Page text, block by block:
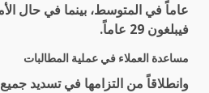
عاماً في المتوسط، بينما في حال
فيبلغون 29 عاماً.
مساعدة العملاء في عملية المطالبات
وانطلاقاً من التزامها في تسديد